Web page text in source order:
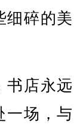
细碎的美
书店永远
一场，与